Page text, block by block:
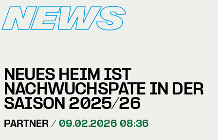
NEWS
NEUES HEIM IST
NACHWUCHSPATE IN DER
SAISON 2025/26
PARTNER / 09.02.2026 08:36